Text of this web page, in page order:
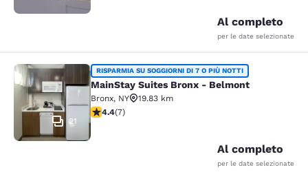
Al completo
per le date selezionate
MainStay Suites Bronx - Belmont
21
RISPARMIA SU SOGGIORNI DI 7 O PIÙ NOTTI
MainStay Suites Bronx - Belmont
Bronx, NY
19.83 km
Valutazione di 4.43 stelle. Ottimo. 7 recensioni
4.4(7)
Al completo
per le date selezionate